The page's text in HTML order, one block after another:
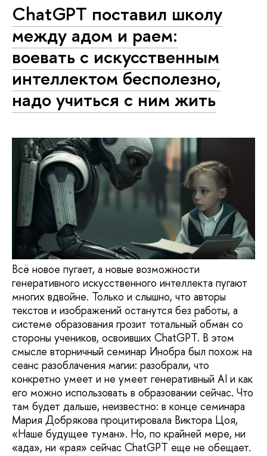
ChatGPT поставил школу
между адом и раем:
воевать с искусственным
интеллектом бесполезно,
надо учиться с ним жить
Всё новое пугает, а новые возможности
генеративного искусственного интеллекта пугают
многих вдвойне. Только и слышно, что авторы
текстов и изображений останутся без работы, а
системе образования грозит тотальный обман со
стороны учеников, освоивших ChatGPT. В этом
смысле вторничный семинар Инобра был похож на
сеанс разоблачения магии: разобрали, что
конкретно умеет и не умеет генеративный AI и как
его можно использовать в образовании сейчас. Что
там будет дальше, неизвестно: в конце семинара
Мария Добрякова процитировала Виктора Цоя,
«Наше будущее туман». Но, по крайней мере, ни
«ада», ни «рая» сейчас ChatGPT еще не обещает.